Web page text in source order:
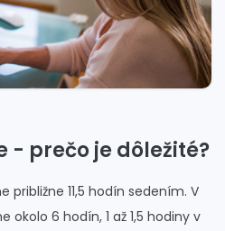
- prečo je dôležité?
približne 11,5 hodín sedením. V
6 hodín, 1 až 1,5 hodiny v